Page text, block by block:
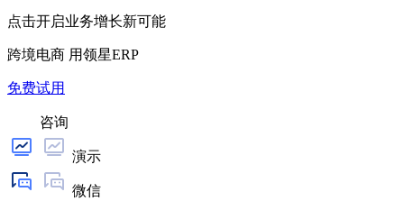
点击开启业务增长新可能
跨境电商 用领星ERP
免费试用
咨询
演示
微信